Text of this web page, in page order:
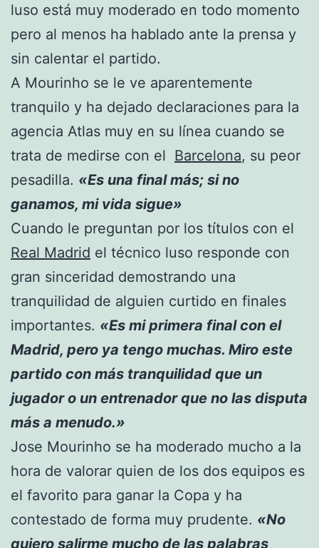
luso está muy moderado en todo momento
pero al menos ha hablado ante la prensa y
sin calentar el partido.
A Mourinho se le ve aparentemente
tranquilo y ha dejado declaraciones para la
agencia Atlas muy en su línea cuando se
trata de medirse con el Barcelona, su peor
pesadilla. «Es una final más; si no
ganamos, mi vida sigue»
Cuando le preguntan por los títulos con el
Real Madrid el técnico luso responde con
gran sinceridad demostrando una
tranquilidad de alguien curtido en finales
importantes. «Es mi primera final con el
Madrid, pero ya tengo muchas. Miro este
partido con más tranquilidad que un
jugador o un entrenador que no las disputa
más a menudo.»
Jose Mourinho se ha moderado mucho a la
hora de valorar quien de los dos equipos es
el favorito para ganar la Copa y ha
contestado de forma muy prudente. «No
quiero salirme mucho de las palabras